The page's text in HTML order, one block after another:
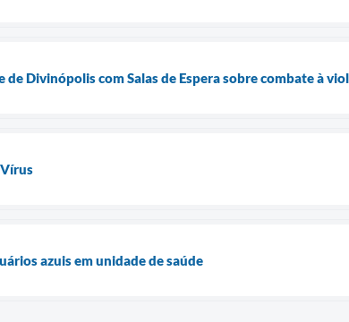
de Divinópolis com Salas de Espera sobre combate à
azuis em unidade de saúde